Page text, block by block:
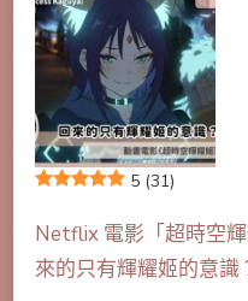
5 (31)
Netflix 電影「超時空
來的只有輝耀姬的意識